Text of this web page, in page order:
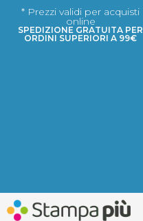
* Prezzi validi per acquisti
online
SPEDIZIONE GRATUITA PER
ORDINI SUPERIORI A 99€